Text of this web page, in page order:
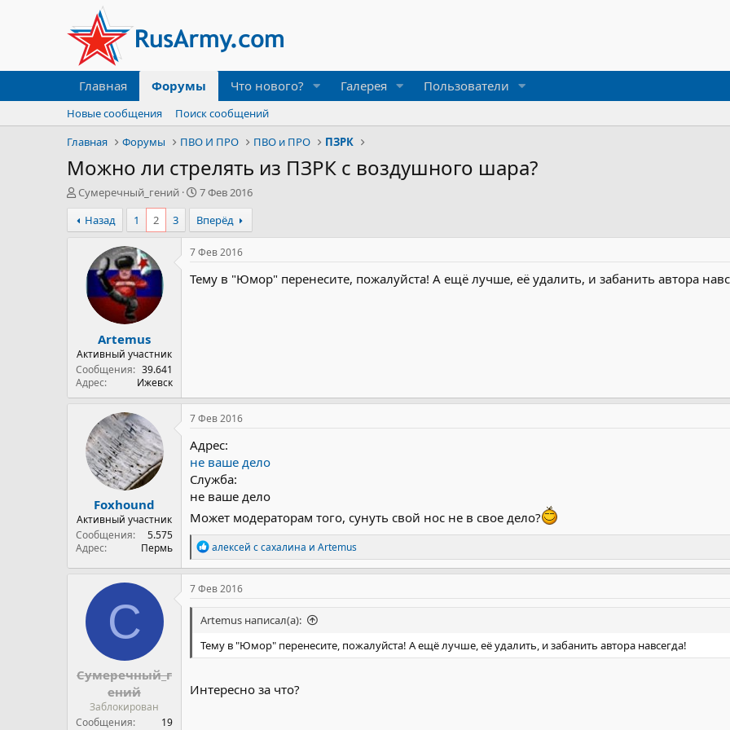
Главная Форумы Что нового? Галерея Пользователи
Новые сообщения
Поиск сообщений
Главная
Форумы ПВО И ПРО ПВО и ПРО ПЗРК
Можно ли стрелять из ПЗРК с воздушного шара?
А
в
т
о
Сумеречный_гений
Д
а
т
а
н
ч
7 Фев 2016
Назад
1 2 3 Вперёд
Artemus
Активный участник
Сообщения
39.641
Адрес
Ижевск
7 Фев 2016
Тему в "Юмор" перенесите, пожалуйста! А ещё лучше, её удалить, и забанить автора
Foxhound
Активный участник
Сообщения
5.575
Адрес
Пермь
7 Фев 2016
Адрес:
не ваше дело
Служба:
не ваше дело
Может модераторам того, сунуть свой нос не в свое дело?
Р
е
а
к
и
алексей с сахалина и Artemus
С
Сумеречный_г
ений
Заблокирован
Сообщения
19
7 Фев 2016
Artemus написал(а):
Тему в "Юмор" перенесите, пожалуйста! А ещё лучше, её удалить, и забанить автора навсегда!
Интересно за что?